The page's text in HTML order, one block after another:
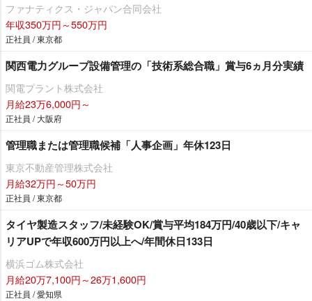
ファナティクス・ジャパン合同会社
年収350万円～550万円
正社員 / 東京都
関西電力グループ設備管理の「技術系総合職」賞与6ヵ月分実績
関電プラント株式会社
月給23万6,000円～
正社員 / 大阪府
管理職または管理職候補「人事企画」年休123日
東京不動産管理株式会社
月給32万円～50万円
正社員 / 東京都
タイヤ製造スタッフ/未経験OK/賞与平均184万円/40歳以下/キャ
リアUPで年収600万円以上へ/年間休日133日
横浜ゴム株式会社
月給20万7,100円～26万1,600円
正社員 / 愛知県